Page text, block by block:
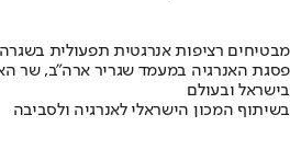
מבטיחים רציפות אנרגטית תפעולית
פסגת האנרגיה במעמד שגריר ארה"ב, שר
בישראל ובעולם
בשיתוף המכון הישראלי לאנרגיה ולסביבה